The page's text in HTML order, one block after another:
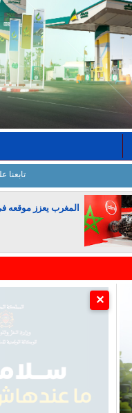
: تابعنا
المغرب يعزز موقعه
✕